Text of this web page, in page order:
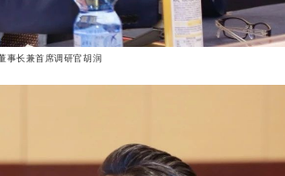
事长兼首席调研官胡润